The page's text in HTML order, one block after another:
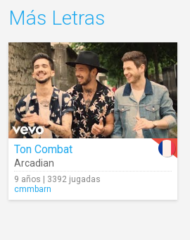
Más Letras
Ton Combat
Arcadian
9 años | 3392 jugadas
cmmbarn